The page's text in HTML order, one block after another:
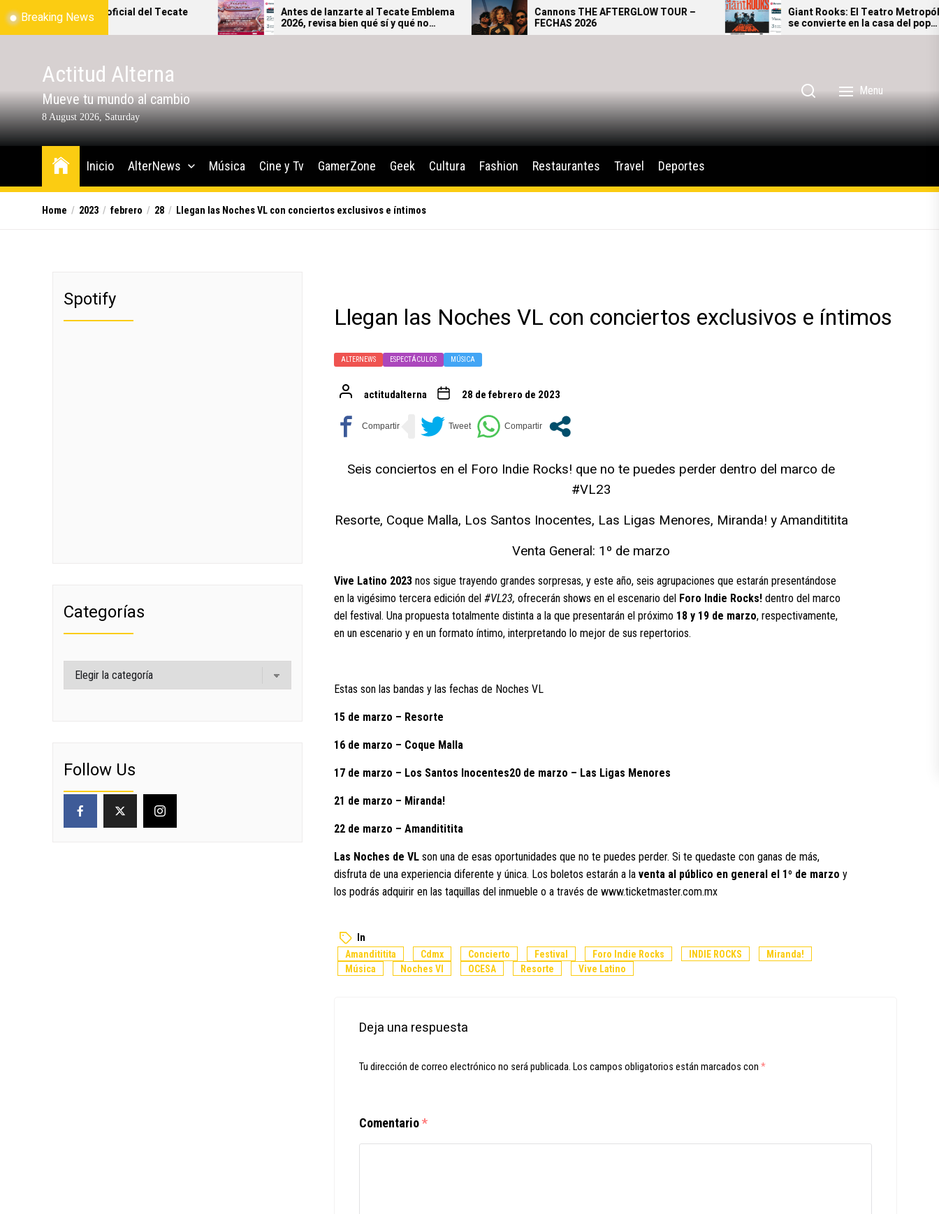
Skip
to
Breaking News
mapa oficial del Tecate Antes de lanzarte al Tecate Emblema
2026, revisa bien qué sí y qué no
podrás ingresar al festival.
Cannons THE AFTERGLOW TOUR –
FECHAS 2026
Giant Rooks: El Teatro Metropólitan
se convierte en la casa del pop
alternativo alemán
Actitud Alterna
Mueve tu mundo al cambio
8 August 2026, Saturday
Menu
Inicio AlterNews Música Cine y Tv GamerZone Geek Cultura Fashion Restaurantes Travel Deportes
Home 2023 febrero 28 Llegan las Noches VL con conciertos exclusivos e íntimos
Llegan las Noches VL con conciertos exclusivos e íntimos
ALTERNEWS ESPECTÁCULOS MÚSICA
actitudalterna 28 de febrero de 2023
Seis conciertos en el Foro Indie Rocks! que no te puedes perder dentro del marco de
#VL23
Resorte, Coque Malla, Los Santos Inocentes, Las Ligas Menores, Miranda! y Amandititita
Venta General: 1º de marzo
Vive Latino 2023 nos sigue trayendo grandes sorpresas, y este año, seis agrupaciones que estarán presentándose
en la vigésimo tercera edición del #VL23, ofrecerán shows en el escenario del Foro Indie Rocks! dentro del marco
del festival. Una propuesta totalmente distinta a la que presentarán el próximo 18 y 19 de marzo, respectivamente,
en un escenario y en un formato íntimo, interpretando lo mejor de sus repertorios.
Estas son las bandas y las fechas de Noches VL
15 de marzo – Resorte
16 de marzo – Coque Malla
17 de marzo – Los Santos Inocentes20 de marzo – Las Ligas Menores
21 de marzo – Miranda!
22 de marzo – Amandititita
Las Noches de VL son una de esas oportunidades que no te puedes perder. Si te quedaste con ganas de más,
disfruta de una experiencia diferente y única. Los boletos estarán a la venta al público en general el 1º de marzo y
los podrás adquirir en las taquillas del inmueble o a través de www.ticketmaster.com.mx
In
Amandititita Cdmx Concierto Festival Foro Indie Rocks INDIE ROCKS
Miranda!
Música
Noches Vl OCESA Resorte Vive Latino
Deja una respuesta
Tu dirección de correo electrónico no será publicada. Los campos obligatorios están marcados con *
Comentario*
Spotify
Categorías
Categorías
Follow Us